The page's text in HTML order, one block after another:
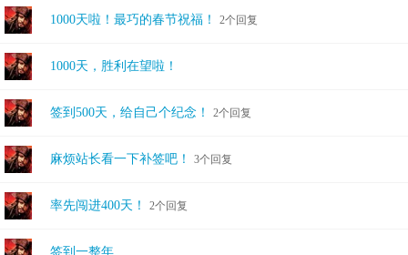
1000天啦！最巧的春节祝福！ 2个回复
1000天，胜利在望啦！
签到500天，给自己个纪念！ 2个回复
麻烦站长看一下补签吧！ 3个回复
率先闯进400天！ 2个回复
签到一整年